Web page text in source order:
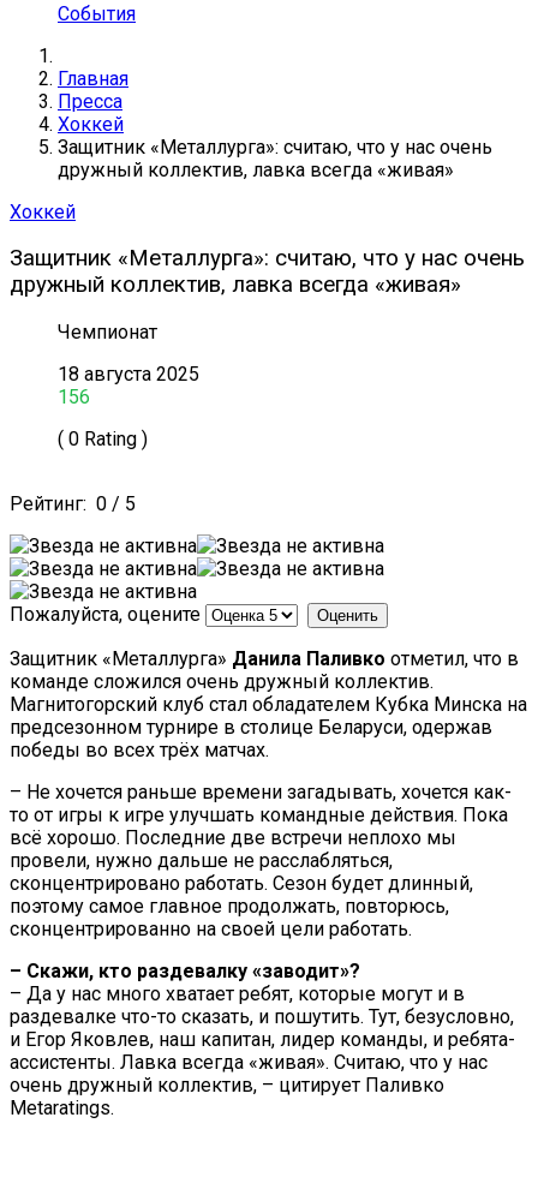
События
Главная
Пресса
Хоккей
Защитник «Металлурга»: считаю, что у нас очень
дружный коллектив, лавка всегда «живая»
Хоккей
Защитник «Металлурга»: считаю, что у нас очень
дружный коллектив, лавка всегда «живая»
Чемпионат
18 августа 2025
156
( 0 Rating )
Рейтинг: 0 / 5
Пожалуйста, оцените
Защитник «Металлурга» Данила Паливко отметил, что в
команде сложился очень дружный коллектив.
Магнитогорский клуб стал обладателем Кубка Минска на
предсезонном турнире в столице Беларуси, одержав
победы во всех трёх матчах.
– Не хочется раньше времени загадывать, хочется как-
то от игры к игре улучшать командные действия. Пока
всё хорошо. Последние две встречи неплохо мы
провели, нужно дальше не расслабляться,
сконцентрировано работать. Сезон будет длинный,
поэтому самое главное продолжать, повторюсь,
сконцентрированно на своей цели работать.
– Скажи, кто раздевалку «заводит»?
– Да у нас много хватает ребят, которые могут и в
раздевалке что-то сказать, и пошутить. Тут, безусловно,
и Егор Яковлев, наш капитан, лидер команды, и ребята-
ассистенты. Лавка всегда «живая». Считаю, что у нас
очень дружный коллектив, – цитирует Паливко
Metaratings.